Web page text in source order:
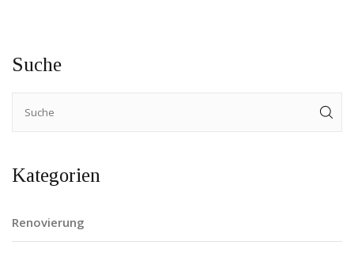
Suche
Kategorien
Renovierung